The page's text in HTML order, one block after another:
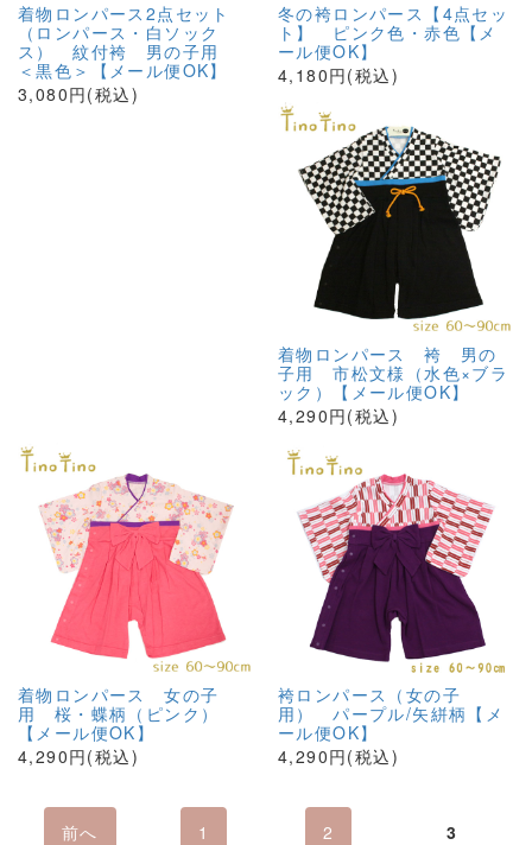
着物ロンパース2点セット
（ロンパース・白ソック
ス） 紋付袴 男の子用
＜黒色＞【メール便OK】
3,080円(税込)
冬の袴ロンパース【4点セッ
ト】 ピンク色・赤色【メ
ール便OK】
4,180円(税込)
着物ロンパース 袴 男の
子用 市松文様（水色×ブラ
ック）【メール便OK】
4,290円(税込)
着物ロンパース 女の子
用 桜・蝶柄（ピンク）
【メール便OK】
4,290円(税込)
袴ロンパース（女の子
用） パープル/矢絣柄【メ
ール便OK】
4,290円(税込)
前へ 1 2 3